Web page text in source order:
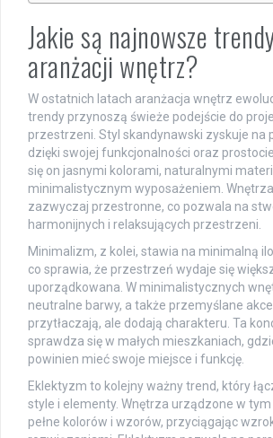
Jakie są najnowsze
aranżacji wnętrz?
W ostatnich latach aranżacja wnętrz
trendy przynoszą świeże podejście do
przestrzeni. Styl skandynawski zyskuje na
dzięki swojej funkcjonalności oraz
się on jasnymi kolorami, naturalnymi
minimalistycznym wyposażeniem.
zazwyczaj przestronne, co pozwala na
harmonijnych i relaksujących przestrzeni.
Minimalizm, z kolei, stawia na minimalną
co sprawia, że przestrzeń wydaje się
uporządkowana. W minimalistycznych
neutralne barwy, a także przemyślane
przytłaczają, ale dodają charakteru. Ta
sprawdza się w małych mieszkaniach,
powinien mieć swoje miejsce i funkcję.
Eklektyzm to kolejny ważny trend, który
style i elementy. Wnętrza urządzone w
pełne kolorów i wzorów, przyciągając